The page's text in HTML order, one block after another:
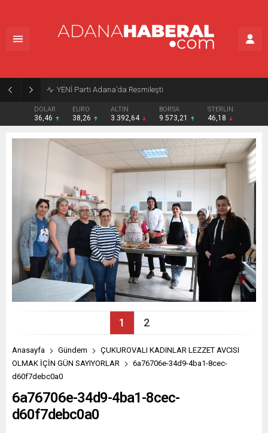
YENİ Parti Adana’da Resmileşti
DOLAR
36,46
EURO
38,26
ALTIN
3.392,64
BORSA
9.573,21
STERLIN
46,18
1 2
Anasayfa Gündem
ÇUKUROVALI KADINLAR LEZZET AVCISI
OLMAK İÇİN GÜN SAYIYORLAR
6a76706e-34d9-4ba1-8cec-
d60f7debc0a0
6a76706e-34d9-4ba1-8cec-
d60f7debc0a0